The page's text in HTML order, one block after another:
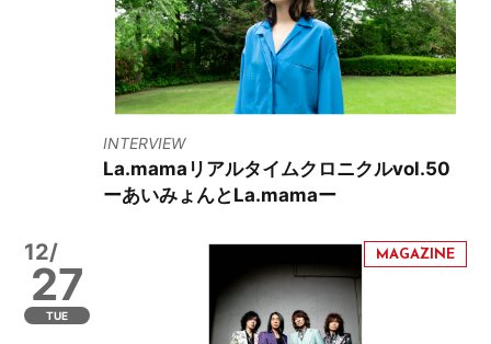
INTERVIEW
La.mamaリアルタイムクロニクルvol.50
ーあいみょんとLa.mamaー
12/
27
TUE